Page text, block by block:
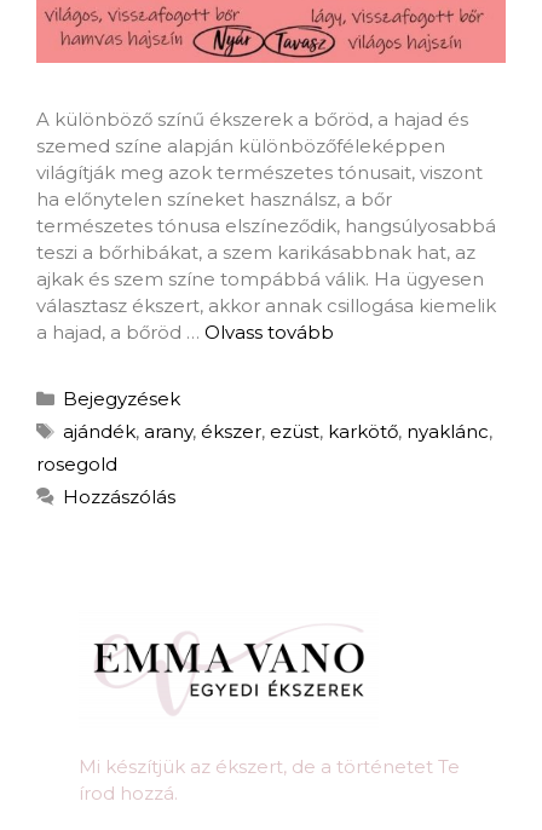
A különböző színű ékszerek a bőröd, a hajad és
szemed színe alapján különbözőféleképpen
világítják meg azok természetes tónusait, viszont
ha előnytelen színeket használsz, a bőr
természetes tónusa elszíneződik, hangsúlyosabbá
teszi a bőrhibákat, a szem karikásabbnak hat, az
ajkak és szem színe tompábbá válik. Ha ügyesen
választasz ékszert, akkor annak csillogása kiemelik
a hajad, a bőröd … Olvass tovább
Bejegyzések
ajándék, arany, ékszer, ezüst, karkötő, nyaklánc,
rosegold
Hozzászólás
Mi készítjük az ékszert, de a történetet Te
írod hozzá.​